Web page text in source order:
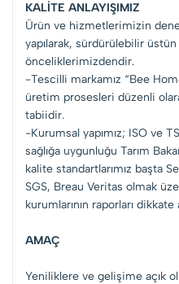
KALİTE ANLAYIŞIMIZ
Ürün ve hizmetlerimizin
yapılarak, sürdürülebilir
önceliklerimizdendir.
-Tescilli markamız “Bee
üretim prosesleri düzenli
tabiidir.
-Kurumsal yapımız; ISO ve
sağlığa uygunluğu Tarım
kalite standartlarımız başta
SGS, Breau Veritas olmak
kurumlarının raporları
AMAÇ
Yeniliklere ve gelişime açık